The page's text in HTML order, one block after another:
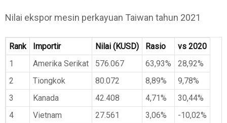
Nilai ekspor mesin perkayuan Taiwan tahun 2021
Rank Importir Nilai (KUSD) Rasio
vs 2020
1
Amerika Serikat 576.067 63,93%
28,92%
2
Tiongkok 80.072 8,89%
9,78%
3
Kanada 42.408 4,71%
30,44%
4
Vietnam 27.561 3,06%
-10,02%